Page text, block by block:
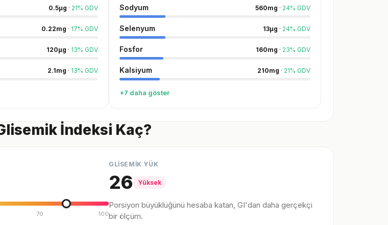
0.5µg · 21% GDV
0.22mg · 17% GDV
120µg · 13% GDV
2.1mg · 13% GDV
Sodyum 560mg · 24% GDV
Selenyum 13µg · 24% GDV
Fosfor 160mg · 23% GDV
Kalsiyum 210mg · 21% GDV
+7 daha göster
İndeksi Kaç?
70 100
GLİSEMİK YÜK
26 Yüksek
Porsiyon büyüklüğünü hesaba katan, GI'dan daha gerçekçi
bir ölçüm.